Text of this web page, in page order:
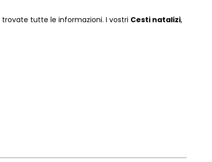
trovate tutte le informazioni. I vostri Cesti natalizi,